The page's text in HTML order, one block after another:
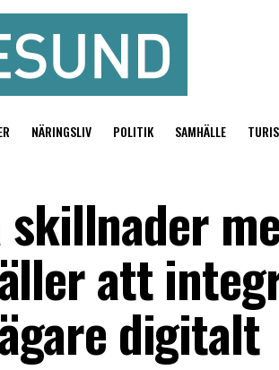
NÄRINGSLIV POLITIK SAMHÄLLE
att
digitalt